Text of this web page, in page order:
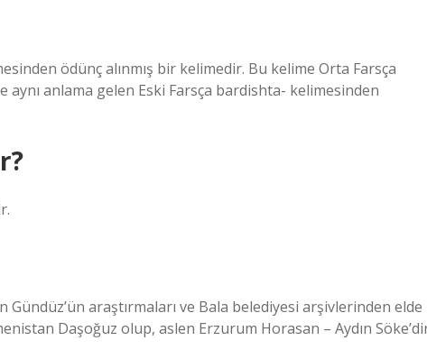
anlama gelen Eski Farsça bardishta- kelimesinden
araştırmaları ve Bala belediyesi arşivlerinden elde
Daşoğuz olup, aslen Erzurum Horasan – Aydın